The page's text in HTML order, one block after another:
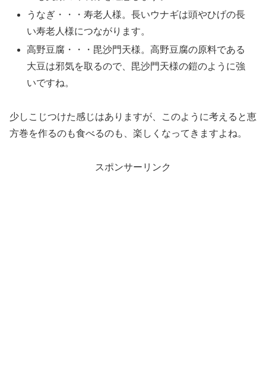
うなぎ・・・寿老人様。長いウナギは頭やひげの長
い寿老人様につながります。
高野豆腐・・・毘沙門天様。高野豆腐の原料である
大豆は邪気を取るので、毘沙門天様の鎧のように強
いですね。
少しこじつけた感じはありますが、このように考えると恵
方巻を作るのも食べるのも、楽しくなってきますよね。
スポンサーリンク